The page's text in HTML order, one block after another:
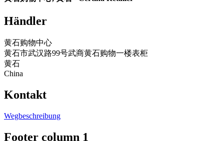
Händler
黄石购物中心
黄石市武汉路99号武商黄石购物一楼表柜
黄石
China
Kontakt
Wegbeschreibung
Footer column 1